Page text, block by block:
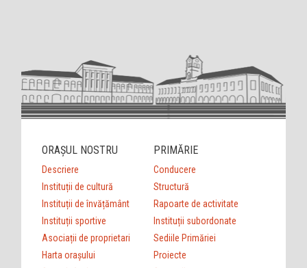
ORAȘUL NOSTRU
Descriere
Instituții de cultură
Instituții de învățământ
Instituții sportive
Asociații de proprietari
Harta orașului
PRIMĂRIE
Conducere
Structură
Rapoarte de activitate
Instituții subordonate
Sediile Primăriei
Proiecte